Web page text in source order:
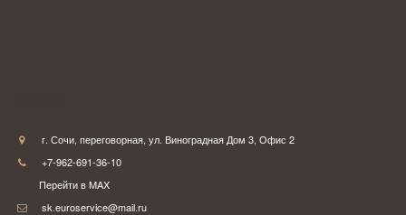
г. Сочи, переговорная, ул. Виноградная Дом 3, Офис 2
+7-962-691-36-10
Перейти в MAX
sk.euroservice@mail.ru